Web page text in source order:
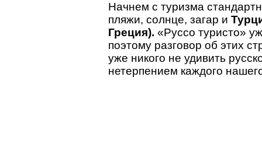
Начнем с туризма
пляжи, солнце, загар и
Греция). «Руссо туристо»
поэтому разговор об этих
уже никого не удивить
нетерпением каждого